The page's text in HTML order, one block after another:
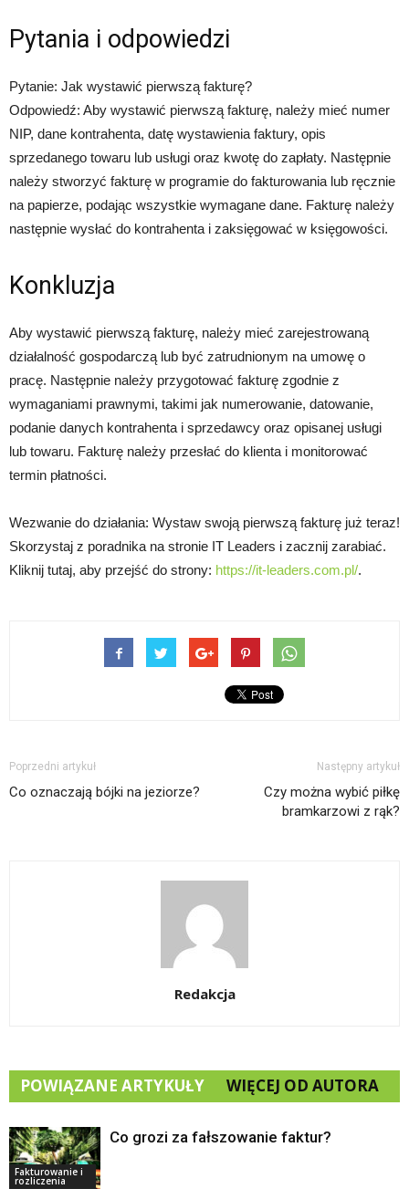
Pytania i odpowiedzi
Pytanie: Jak wystawić pierwszą fakturę?
Odpowiedź: Aby wystawić pierwszą fakturę, należy mieć numer
NIP, dane kontrahenta, datę wystawienia faktury, opis
sprzedanego towaru lub usługi oraz kwotę do zapłaty. Następnie
należy stworzyć fakturę w programie do fakturowania lub ręcznie
na papierze, podając wszystkie wymagane dane. Fakturę należy
następnie wysłać do kontrahenta i zaksięgować w księgowości.
Konkluzja
Aby wystawić pierwszą fakturę, należy mieć zarejestrowaną
działalność gospodarczą lub być zatrudnionym na umowę o
pracę. Następnie należy przygotować fakturę zgodnie z
wymaganiami prawnymi, takimi jak numerowanie, datowanie,
podanie danych kontrahenta i sprzedawcy oraz opisanej usługi
lub towaru. Fakturę należy przesłać do klienta i monitorować
termin płatności.
Wezwanie do działania: Wystaw swoją pierwszą fakturę już teraz!
Skorzystaj z poradnika na stronie IT Leaders i zacznij zarabiać.
Kliknij tutaj, aby przejść do strony: https://it-leaders.com.pl/.
Poprzedni artykuł
Co oznaczają bójki na jeziorze?
Następny artykuł
Czy można wybić piłkę
bramkarzowi z rąk?
Redakcja
POWIĄZANE ARTYKUŁY WIĘCEJ OD AUTORA
Fakturowanie i
rozliczenia
Co grozi za fałszowanie faktur?